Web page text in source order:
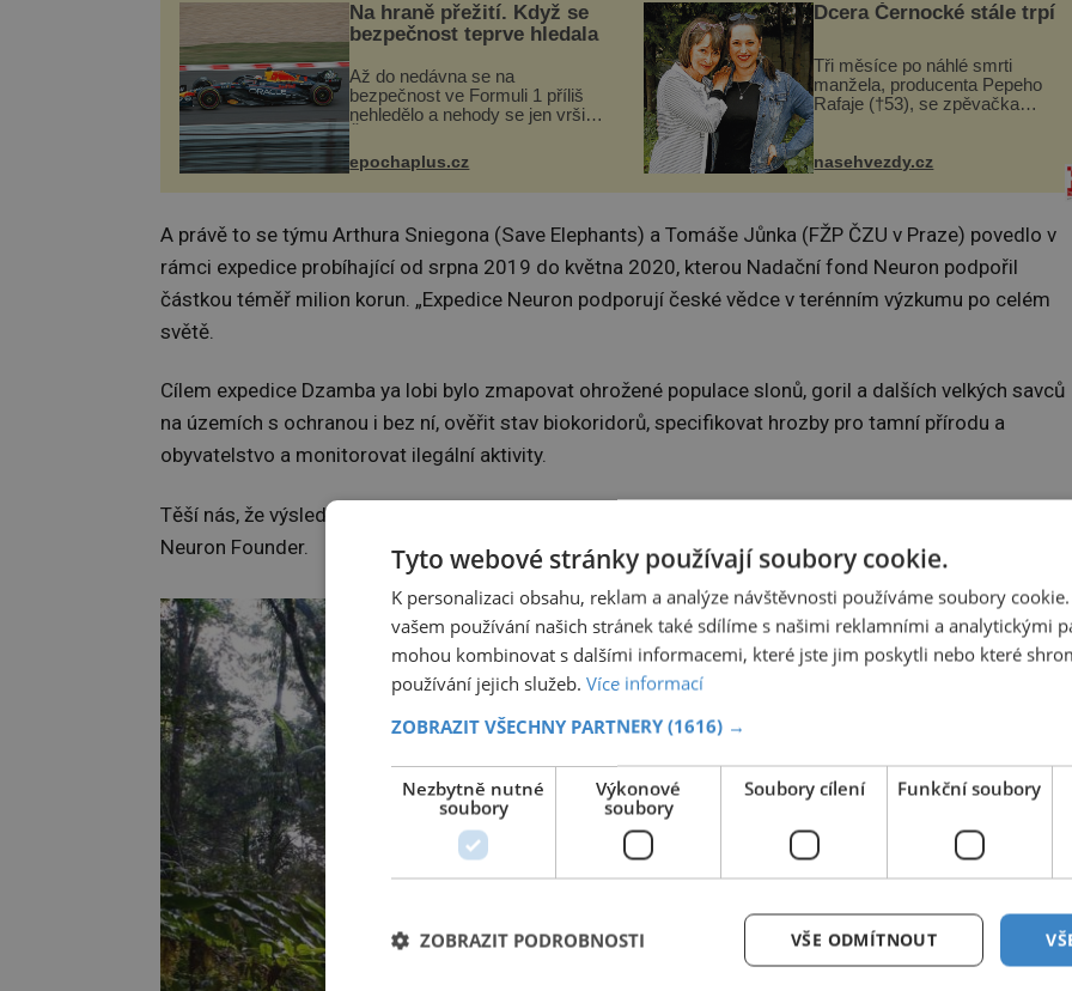
Na hraně přežití. Když se
bezpečnost teprve hledala
Až do nedávna se na
bezpečnost ve Formuli 1 příliš
nehledělo a nehody se jen vršily.
kůži, často s trvalými následky
nebo bohužel i ztrátou života.
Dnes nepochopiteln...
epochaplus.cz
Dcera Černocké stále trpí
Tři měsíce po náhlé smrti
manžela, producenta Pepeho
Rafaje (†53), se zpěvačka
ozvala veřejnosti. Na sociální
nasehvezdy.cz
A právě to se týmu Arthura Sniegona (Save Elephants) a Tomáše Jůnka (FŽP ČZU v Praze) povedlo v
rámci expedice probíhající od srpna 2019 do května 2020, kterou Nadační fond Neuron podpořil
částkou téměř milion korun. „Expedice Neuron podporují české vědce v terénním výzkumu po celém
světě.
Cílem expedice Dzamba ya lobi bylo zmapovat ohrožené populace slonů, goril a dalších velkých savců
na územích s ochranou i bez ní, ověřit stav biokoridorů, specifikovat hrozby pro tamní přírodu a
obyvatelstvo a monitorovat ilegální aktivity.
Těší nás, že výsledky expedice přispějí k efektivnější ochraně přírody v Kongu,“ říká
Neuron Founder.
Tyto webové stránky používají soubory cookie.
K personalizaci obsahu, reklam a analýze návštěvnosti používáme soubory
vašem používání našich stránek také sdílíme s našimi reklamními a analytickými
mohou kombinovat s dalšími informacemi, které jste jim poskytli nebo které
používání jejich služeb. Více informací
ZOBRAZIT VŠECHNY PARTNERY (1616) →
Nezbytně nutné
soubory
Výkonové
soubory
Soubory cílení Funkční soubory
VŠE ODMÍTNOUT
ZOBRAZIT PODROBNOSTI